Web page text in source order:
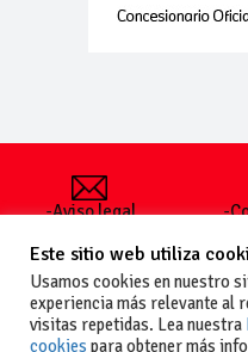
-Aviso legal
generales
de uso
-Política de
privacidad
-
-
Este sitio web utiliza
Usamos cookies en nuestro
experiencia más relevante al
visitas repetidas. Lea nuestra
cookies para obtener más